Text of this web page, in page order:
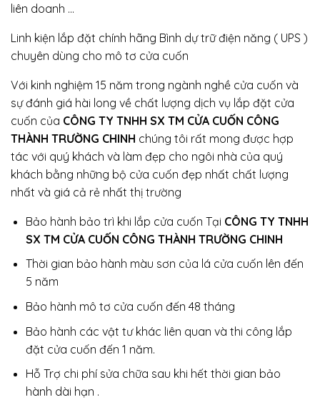
liên doanh …
Linh kiện lắp đặt chính hãng Bình dự trữ điện năng ( UPS )
chuyên dùng cho mô tơ cửa cuốn
Với kinh nghiệm 15 năm trong ngành nghề cửa cuốn và
sự đánh giá hài long về chất lượng dịch vụ lắp đặt cửa
cuốn của CÔNG TY TNHH SX TM CỬA CUỐN CÔNG
THÀNH TRƯỜNG CHINH chúng tôi rất mong được hợp
tác với quý khách và làm đẹp cho ngôi nhà của quý
khách bằng những bộ cửa cuốn đẹp nhất chất lượng
nhất và giá cả rẻ nhất thị trường
Bảo hành bảo trì khi lắp cửa cuốn Tại CÔNG TY TNHH
SX TM CỬA CUỐN CÔNG THÀNH TRƯỜNG CHINH
Thời gian bảo hành màu sơn của lá cửa cuốn lên đến
5 năm
Bảo hành mô tơ cửa cuốn đến 48 tháng
Bảo hành các vật tư khác liên quan và thi công lắp
đặt cửa cuốn đến 1 năm.
Hỗ Trợ chi phí sửa chữa sau khi hết thời gian bảo
hành dài hạn .